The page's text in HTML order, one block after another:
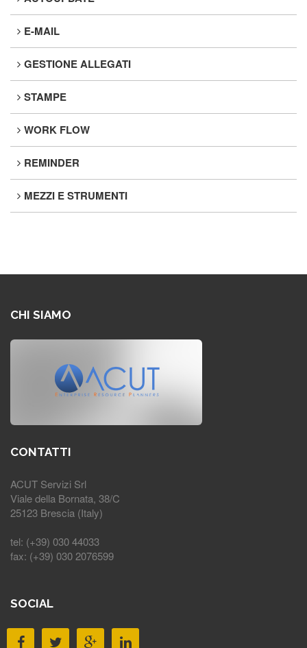
E-MAIL
GESTIONE ALLEGATI
STAMPE
WORK FLOW
REMINDER
MEZZI E STRUMENTI
CHI SIAMO
CONTATTI
ACUT Servizi Srl
Viale della Bornata, 38/C
25123 Brescia (Italy)
tel: (+39) 030 44033
fax: (+39) 030 2076599
SOCIAL